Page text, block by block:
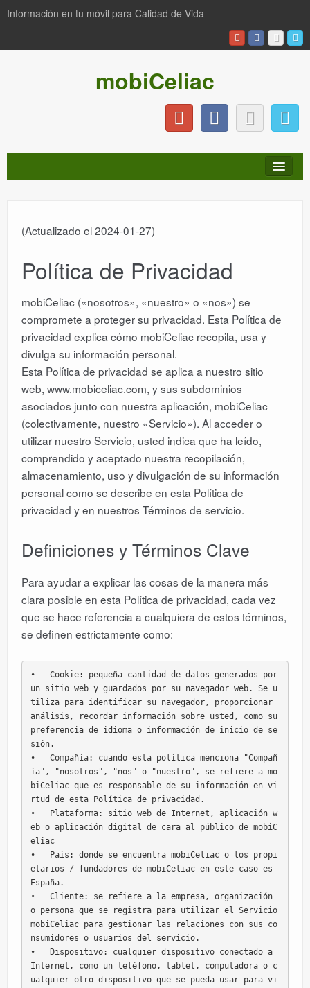
Información en tu móvil para Calidad de Vida
mobiCeliac
DESCARGAR
LICENCIAS
ESPAÑOL
(Actualizado el 2024-01-27)
Política de Privacidad
mobiCeliac («nosotros», «nuestro» o «nos») se
compromete a proteger su privacidad. Esta Política de
privacidad explica cómo mobiCeliac recopila, usa y
divulga su información personal.
Esta Política de privacidad se aplica a nuestro sitio
web, www.mobiceliac.com, y sus subdominios
asociados junto con nuestra aplicación, mobiCeliac
(colectivamente, nuestro «Servicio»). Al acceder o
utilizar nuestro Servicio, usted indica que ha leído,
comprendido y aceptado nuestra recopilación,
almacenamiento, uso y divulgación de su información
personal como se describe en esta Política de
privacidad y en nuestros Términos de servicio.
Definiciones y Términos Clave
Para ayudar a explicar las cosas de la manera más
clara posible en esta Política de privacidad, cada vez
que se hace referencia a cualquiera de estos términos,
se definen estrictamente como:
•   Cookie: pequeña cantidad de datos generados por
un sitio web y guardados por su navegador web. Se u
tiliza para identificar su navegador, proporcionar
análisis, recordar información sobre usted, como su
preferencia de idioma o información de inicio de se
sión.
•   Compañía: cuando esta política menciona "Compañ
ía", "nosotros", "nos" o "nuestro", se refiere a mo
biCeliac que es responsable de su información en vi
rtud de esta Política de privacidad.
•   Plataforma: sitio web de Internet, aplicación w
eb o aplicación digital de cara al público de mobiC
eliac
•   País: donde se encuentra mobiCeliac o los propi
etarios / fundadores de mobiCeliac en este caso es
España.
•   Cliente: se refiere a la empresa, organización
o persona que se registra para utilizar el Servicio
mobiCeliac para gestionar las relaciones con sus co
nsumidores o usuarios del servicio.
•   Dispositivo: cualquier dispositivo conectado a
Internet, como un teléfono, tablet, computadora o c
ualquier otro dispositivo que se pueda usar para vi